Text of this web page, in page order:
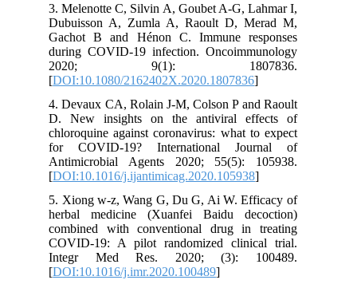
3. Melenotte C, Silvin A, Goubet A-G, Lahmar I,
Dubuisson A, Zumla A, Raoult D, Merad M,
Gachot B and Hénon C. Immune responses
during COVID-19 infection. Oncoimmunology
2020; 9(1): 1807836.
[DOI:10.1080/2162402X.2020.1807836
4. Devaux CA, Rolain J-M, Colson P and Raoult
D. New insights on the antiviral effects of
chloroquine against coronavirus: what to expect
for COVID-19? International Journal of
Antimicrobial Agents 2020; 55(5): 105938.
[DOI:10.1016/j.ijantimicag.2020.105938
5. Xiong w-z, Wang G, Du G, Ai W. Efficacy of
herbal medicine (Xuanfei Baidu decoction)
combined with conventional drug in treating
COVID-19: A pilot randomized clinical trial.
Integr Med Res. 2020; (3): 100489.
[DOI:10.1016/j.imr.2020.100489